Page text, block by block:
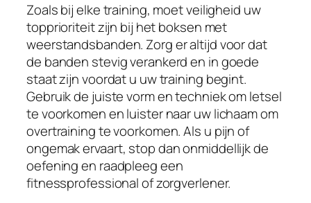
Zoals bij elke training, moet veiligheid uw
topprioriteit zijn bij het boksen met
weerstandsbanden. Zorg er altijd voor dat
de banden stevig verankerd en in goede
staat zijn voordat u uw training begint.
Gebruik de juiste vorm en techniek om letsel
te voorkomen en luister naar uw lichaam om
overtraining te voorkomen. Als u pijn of
ongemak ervaart, stop dan onmiddellijk de
oefening en raadpleeg een
fitnessprofessional of zorgverlener.